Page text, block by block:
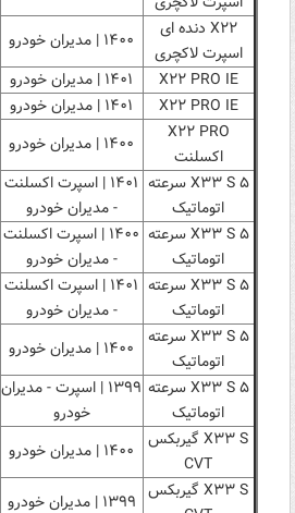
X۲۲ دنده ای
اسپرت لاکچری
۱۴۰۰ | مدیران خودرو
X۲۲ PRO IE
۱۴۰۱ | مدیران خودرو
X۲۲ PRO IE
۱۴۰۱ | مدیران خودرو
X۲۲ PRO
اکسلنت
۱۴۰۰ | مدیران خودرو
X۳۳ S ۵ سرعته
اتوماتیک
۱۴۰۱ | اسپرت اکسلنت
- مدیران خودرو
X۳۳ S ۵ سرعته
اتوماتیک
۱۴۰۰ | اسپرت اکسلنت
- مدیران خودرو
X۳۳ S ۵ سرعته
اتوماتیک
۱۴۰۱ | اسپرت اکسلنت
- مدیران خودرو
X۳۳ S ۵ سرعته
اتوماتیک
۱۴۰۰ | مدیران خودرو
X۳۳ S ۵ سرعته
اتوماتیک
۱۳۹۹ | اسپرت - مدیران
خودرو
X۳۳ S گیربکس
CVT
۱۴۰۰ | مدیران خودرو
X۳۳ S گیربکس ۱۳۹۹ | مدیران خودرو